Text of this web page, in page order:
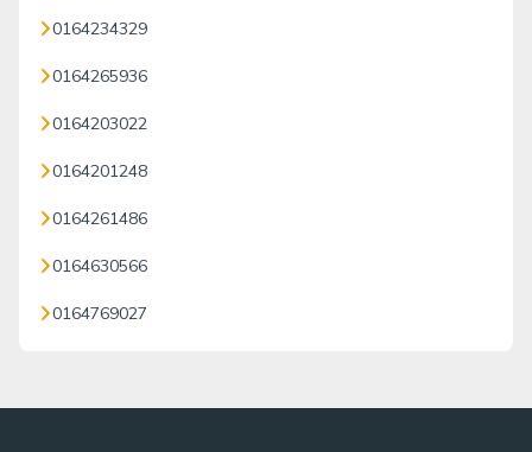
0164234329
0164265936
0164203022
0164201248
0164261486
0164630566
0164769027